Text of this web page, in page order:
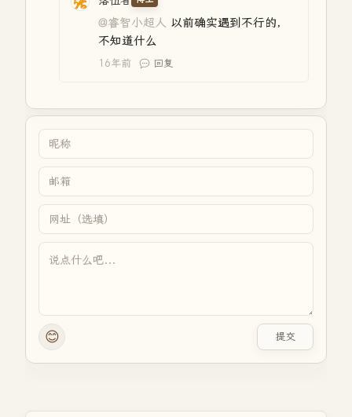
@睿智小超人 以前确实遇到不行的，
不知道什么
16年前 回复
😊 提交